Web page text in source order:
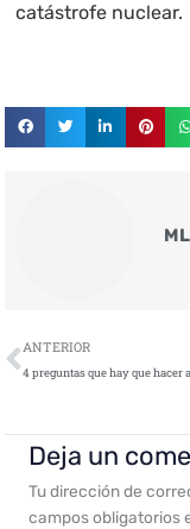
catástrofe nuclear.
Ant
ANTERIOR
Deja un
Tu dirección de
campos obligatorios